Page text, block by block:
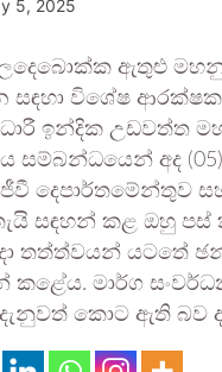
5, 2025
ඇතුළු
සඳහා විශේෂ
ඉන්දික උඩවත්ත
සම්බන්ධයෙන් අද
දෙපාර්තමේන්තුව
සඳහන් කළ ඔහු පස්
තත්ත්වයන් යටතේ
කළේය. මාර්ග
කොට ඇති බව ද